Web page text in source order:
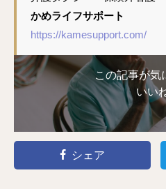
かめライフサポート
https://kamesupport.com/
この記事が気
いい
シェア